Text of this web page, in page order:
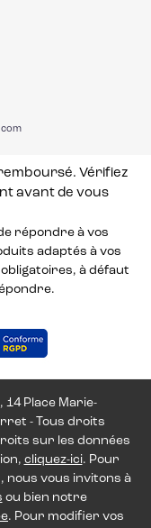
Vérifiez
avant de vous
répondre à vos
adaptés à vos
à défaut
14 Place Marie-
- Tous droits
sur les données
cliquez-ici. Pour
vous invitons à
ou bien notre
. Pour modifier vos